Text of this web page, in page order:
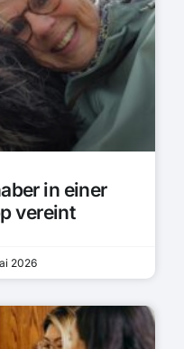
in einer
vereint
2026